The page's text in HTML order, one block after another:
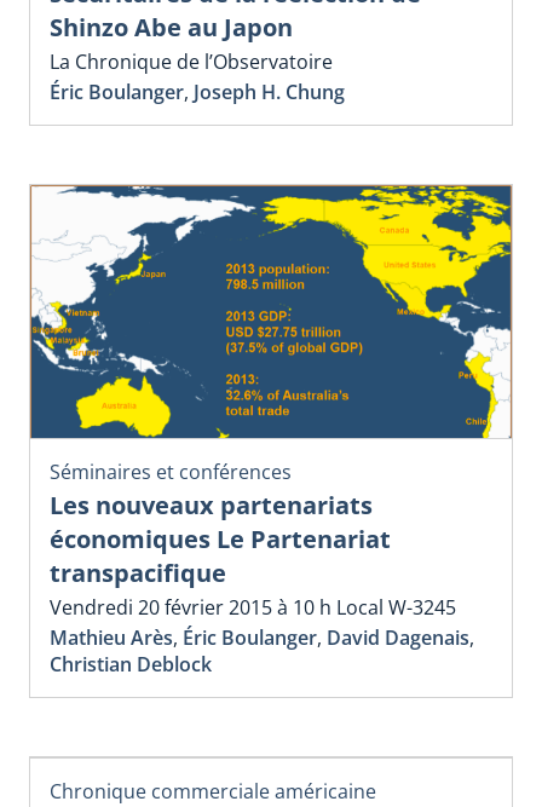
Shinzo Abe au Japon
La Chronique de l’Observatoire
Éric Boulanger, Joseph H. Chung
Séminaires et conférences
Les nouveaux partenariats
économiques Le Partenariat
transpacifique
Vendredi 20 février 2015 à 10 h Local W-3245
Mathieu Arès, Éric Boulanger, David Dagenais,
Christian Deblock
Chronique commerciale américaine